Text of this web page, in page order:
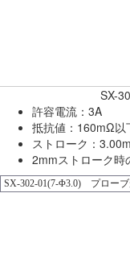
SX-
許容電流：3A
抵抗値：160mΩ以
ストローク：
2mmストローク
SX-302-01(7-Φ3.0) プロー